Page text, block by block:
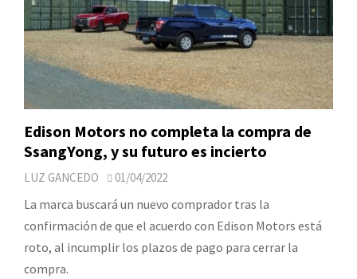
Edison Motors no completa la compra de
SsangYong, y su futuro es incierto
LUZ GANCEDO 01/04/2022
La marca buscará un nuevo comprador tras la
confirmación de que el acuerdo con Edison Motors está
roto, al incumplir los plazos de pago para cerrar la
compra.